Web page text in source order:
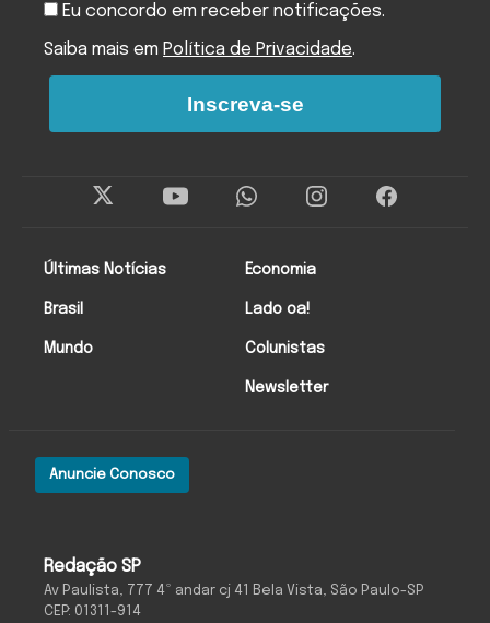
Redação SP
Av Paulista, 777 4º andar cj 41 Bela Vista, São Paulo-SP
CEP: 01311-914
Anuncie Conosco
Últimas Notícias
Brasil
Mundo
Economia
Lado oa!
Colunistas
Newsletter
Eu concordo em receber notificações.
Saiba mais em Política de Privacidade.
Inscreva-se